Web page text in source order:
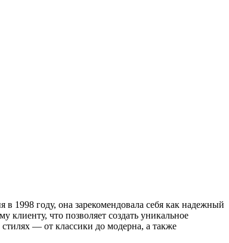
1998 году, она зарекомендовала себя как надежный
клиенту, что позволяет создать уникальное
— от классики до модерна, а также